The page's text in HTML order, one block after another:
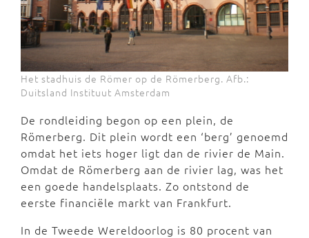
Het stadhuis de Römer op de Römerberg. Afb.:
Duitsland Instituut Amsterdam
De rondleiding begon op een plein, de
Römerberg. Dit plein wordt een ‘berg’ genoemd
omdat het iets hoger ligt dan de rivier de Main.
Omdat de Römerberg aan de rivier lag, was het
een goede handelsplaats. Zo ontstond de
eerste financiële markt van Frankfurt.
In de Tweede Wereldoorlog is 80 procent van